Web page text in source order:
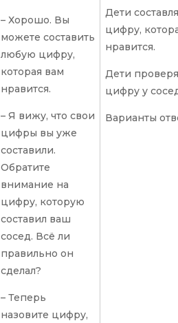
– Хорошо. Вы
можете составить
любую цифру,
которая вам
нравится.
– Я вижу, что свои
цифры вы уже
составили.
Обратите
внимание на
цифру, которую
составил ваш
сосед. Всё ли
правильно он
сделал?
– Теперь
назовите цифру,
Дети
цифру,
нравится.
Дети
цифру у
Варианты